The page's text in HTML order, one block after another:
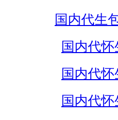
国内代生
国内代
国内代
国内代